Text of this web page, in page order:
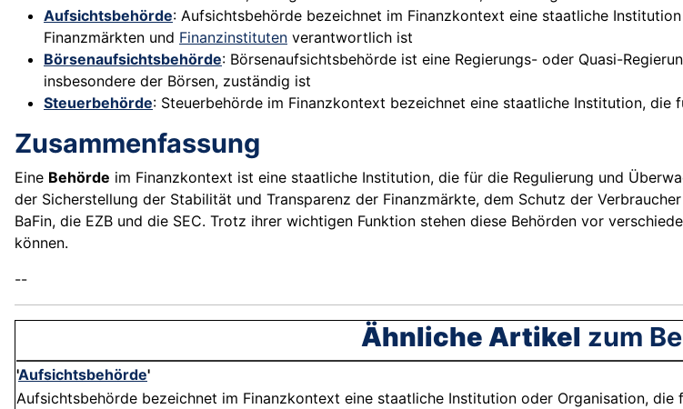
Aufsichtsbehörde: Aufsichtsbehörde bezeichnet im Finanzkontext eine staatliche
Finanzmärkten und Finanzinstituten verantwortlich ist
Börsenaufsichtsbehörde: Börsenaufsichtsbehörde ist eine Regierungs- oder Quasi-
insbesondere der Börsen, zuständig ist
Steuerbehörde: Steuerbehörde im Finanzkontext bezeichnet eine staatliche Institution, die
Zusammenfassung
Eine Behörde im Finanzkontext ist eine staatliche Institution, die für die Regulierung und
der Sicherstellung der Stabilität und Transparenz der Finanzmärkte, dem Schutz der
BaFin, die EZB und die SEC. Trotz ihrer wichtigen Funktion stehen diese Behörden vor
können.
--
Ähnliche Artikel zum
'Aufsichtsbehörde'
Aufsichtsbehörde bezeichnet im Finanzkontext eine staatliche Institution oder Organisation, die